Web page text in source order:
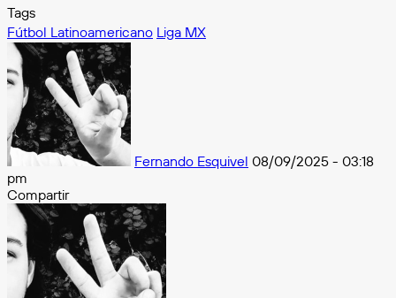
Tags
Fútbol Latinoamericano Liga MX
Fernando Esquivel 08/09/2025 - 03:18
pm
Compartir
Facebook
XMessenger
Messenger
WhatsApp
Telegram
Compartir
por
e-
mail